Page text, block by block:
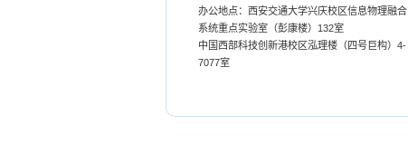
办公地点：西安交通大学兴庆校区信息物理融合
系统重点实验室（彭康楼）132室
中国西部科技创新港校区泓理楼（四号巨构）4-
7077室